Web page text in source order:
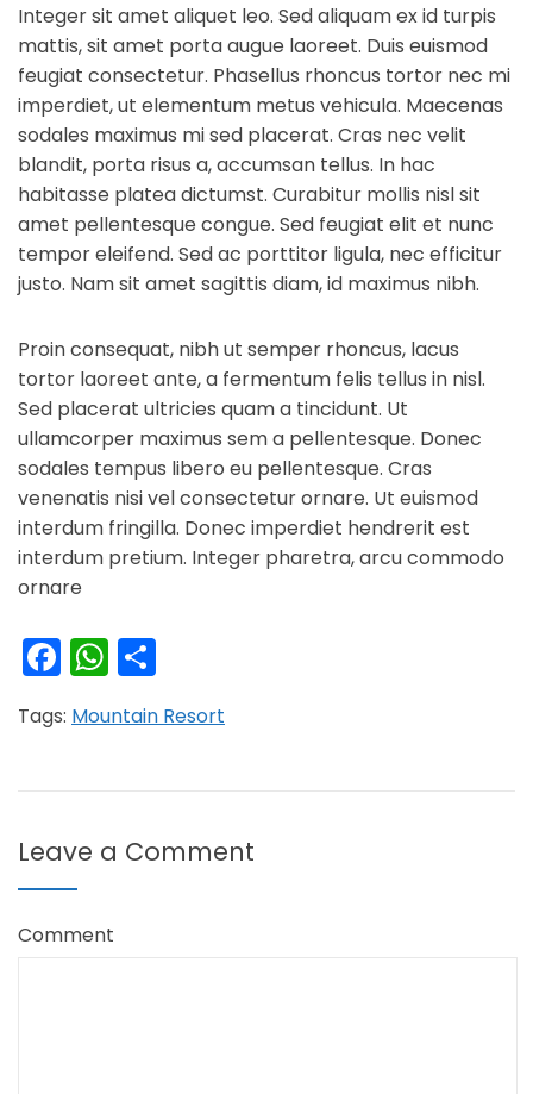
Integer sit amet aliquet leo. Sed aliquam ex id turpis
mattis, sit amet porta augue laoreet. Duis euismod
feugiat consectetur. Phasellus rhoncus tortor nec mi
imperdiet, ut elementum metus vehicula. Maecenas
sodales maximus mi sed placerat. Cras nec velit
blandit, porta risus a, accumsan tellus. In hac
habitasse platea dictumst. Curabitur mollis nisl sit
amet pellentesque congue. Sed feugiat elit et nunc
tempor eleifend. Sed ac porttitor ligula, nec efficitur
justo. Nam sit amet sagittis diam, id maximus nibh.
Proin consequat, nibh ut semper rhoncus, lacus
tortor laoreet ante, a fermentum felis tellus in nisl.
Sed placerat ultricies quam a tincidunt. Ut
ullamcorper maximus sem a pellentesque. Donec
sodales tempus libero eu pellentesque. Cras
venenatis nisi vel consectetur ornare. Ut euismod
interdum fringilla. Donec imperdiet hendrerit est
interdum pretium. Integer pharetra, arcu commodo
ornare
Facebook
WhatsApp
Tags: Mountain Resort
Leave a Comment
Comment